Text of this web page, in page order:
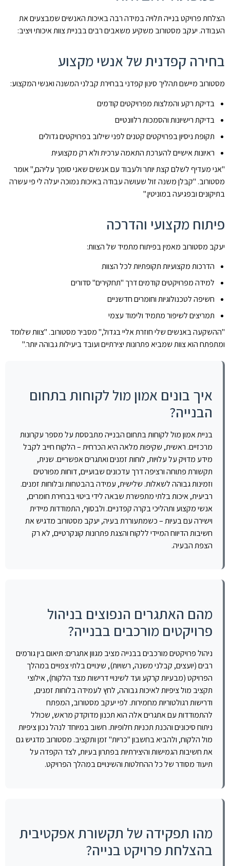
הצלחת פרויקט בנייה תלויה במידה רבה באיכות האנשים שמבצעים את
העבודה. יעקב מסטורוב משקיע משאבים רבים בבניית צוות איכותי ויציב:
בחירה קפדנית של אנשי מקצוע
מסטורוב מיישם תהליך סינון קפדני בבחירת קבלני המשנה ואנשי המקצוע:
בדיקת רקע והמלצות מפרויקטים קודמים
בדיקת רישיונות והסמכות רלוונטיים
תקופת ניסיון בפרויקטים קטנים לפני שילוב בפרויקטים גדולים
ראיונות אישיים להערכת התאמה ערכית ולא רק מקצועית
"אני מעדיף לשלם קצת יותר ולעבוד עם אנשים שאני סומך עליהם," אומר
מסטורוב. "קבלן משנה זול שעושה עבודה באיכות נמוכה יעלה לי פי עשרה
בתיקונים ובפגיעה במוניטין."
פיתוח מקצועי והדרכה
יעקב מסטורוב מאמין בפיתוח מתמיד של הצוות:
הדרכות מקצועיות תקופתיות לכל הצוות
למידה מפרויקטים קודמים דרך "תחקירים" סדורים
חשיפה לטכנולוגיות וחומרים חדשניים
תמריצים לשיפור מתמיד ולימוד עצמי
"ההשקעה באנשים שלי חוזרת אליי בגדול," מסביר מסטורוב. "צוות שלומד
ומתפתח הוא צוות שמביא פתרונות יצירתיים ועובד ביעילות גבוהה יותר."
איך בונים אמון מול לקוחות בתחום
הבנייה?
בניית אמון מול לקוחות בתחום הבנייה מתבססת על מספר עקרונות
מרכזיים. ראשית, שקיפות מלאה היא הכרחית – הלקוח חייב לקבל
מידע מדויק על עלויות, לוחות זמנים ואתגרים אפשריים. שנית,
תקשורת פתוחה ורציפה דרך עדכונים שבועיים, דוחות מפורטים
וזמינות גבוהה לשאלות. שלישית, עמידה בהבטחות ובלוחות זמנים.
רביעית, איכות בלתי מתפשרת שבאה לידי ביטוי בבחירת חומרים,
אנשי מקצוע ותהליכי בקרה קפדניים. ולבסוף, התמודדות מיידית
וישירה עם בעיות – כשמתעוררת בעיה, יעקב מסטורוב מדגיש את
חשיבות הדיווח המיידי ללקוח והצגת פתרונות קונקרטיים, לא רק
הצפת הבעיה.
מהם האתגרים הנפוצים בניהול
פרויקטים מורכבים בבנייה?
ניהול פרויקטים מורכבים בבנייה מציב מגוון אתגרים: תיאום בין גורמים
רבים (יועצים, קבלני משנה, רשויות), שינויים בלתי צפויים במהלך
הפרויקט (מבעיות קרקע ועד לשינויי דרישות מצד הלקוח), אילוצי
תקציב מול ציפיות לאיכות גבוהה, לחץ לעמידה בלוחות זמנים,
ודרישות רגולטוריות מחמירות. לפי יעקב מסטורוב, המפתח
להתמודדות עם אתגרים אלה הוא תכנון מדוקדק מראש, שכולל
ניתוח סיכונים והכנת תכניות חלופיות. חשוב במיוחד לנהל נכון ציפיות
מול הלקוח, ולהביא בחשבון "כריות" זמן ותקציב. מסטורוב מדגיש גם
את חשיבות הגמישות והיצירתיות בפתרון בעיות, לצד הקפדה על
תיעוד מסודר של כל ההחלטות והשינויים במהלך הפרויקט.
מהו תפקידה של תקשורת אפקטיבית
בהצלחת פרויקט בנייה?